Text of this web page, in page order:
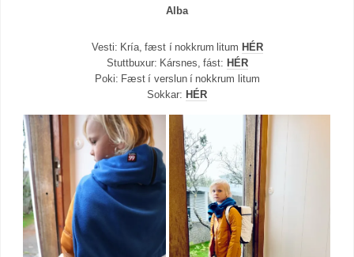
Alba
Vesti: Kría, fæst í nokkrum litum HÉR
Stuttbuxur: Kársnes, fást: HÉR
Poki: Fæst í verslun í nokkrum litum
Sokkar: HÉR